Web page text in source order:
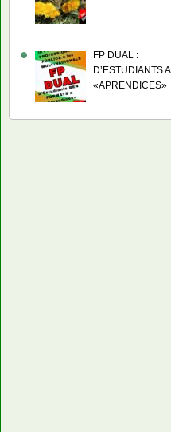
FP DUAL :
D’ESTUDIANTS A
«APRENDICES»